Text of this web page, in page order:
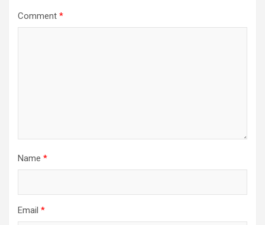
Comment *
Name *
Email *